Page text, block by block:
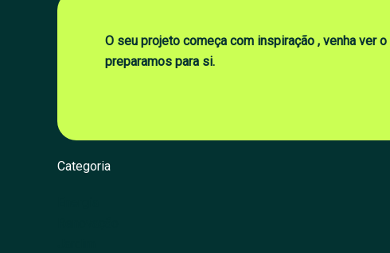
O seu projeto começa com inspiração , venha ver o
preparamos para si.
Categoria